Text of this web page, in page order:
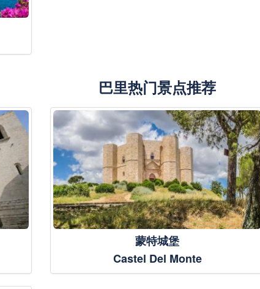
巴里热门景点推荐
蒙特城堡
Castel Del Monte